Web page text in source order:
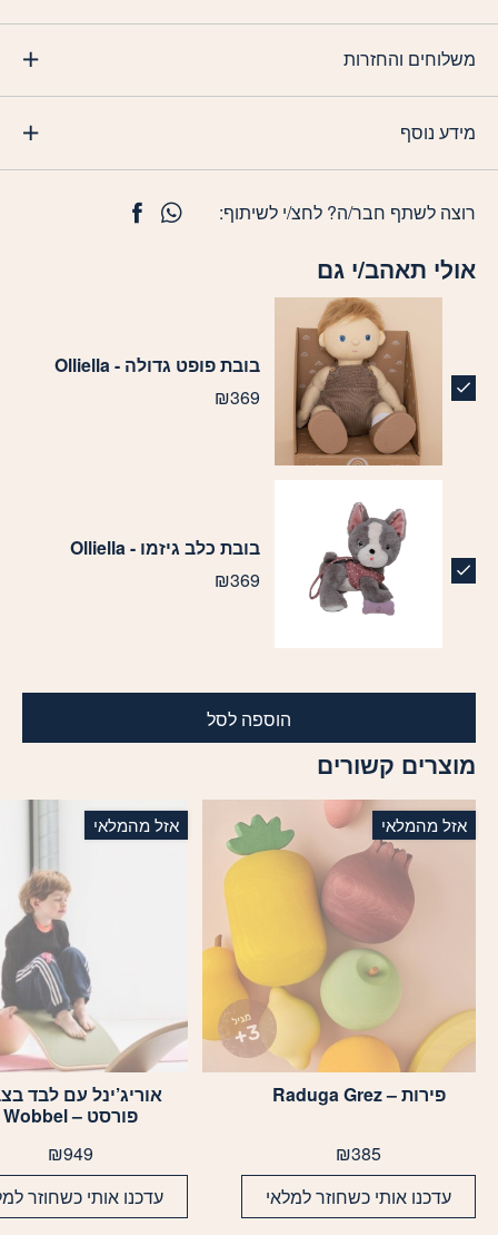
משלוחים והחזרות
מידע נוסף
אולי תאהב/י גם
בובת פופט גדולה - Olliella
₪369
בובת כלב גיזמו - Olliella
₪369
הוספה לסל
רוצה לשתף חבר/ה? לחצ/י לשיתוף:
מוצרים קשורים
אזל מהמלאי
פירות – Raduga Grez
₪385
עדכנו אותי כשחוזר למלאי
אזל מהמלאי
אוריג’ינל עם לבד
פורסט – Wobbel
₪949
עדכנו אותי כשחוזר